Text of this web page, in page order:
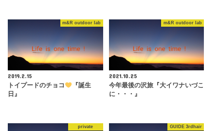
m&R outdoor lab
2019.2.15
トイプードのチョコ
『誕生
日』
m&R outdoor lab
2021.10.25
今年最後の沢旅『大イワナいづこ
に・・・』
private GUIDE 3rdhair